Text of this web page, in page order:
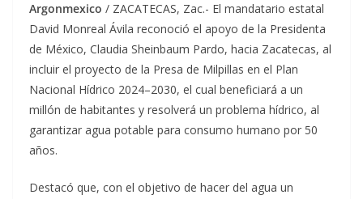
Argonmexico / ZACATECAS, Zac.- El mandatario estatal
David Monreal Ávila reconoció el apoyo de la Presidenta
de México, Claudia Sheinbaum Pardo, hacia Zacatecas, al
incluir el proyecto de la Presa de Milpillas en el Plan
Nacional Hídrico 2024–2030, el cual beneficiará a un
millón de habitantes y resolverá un problema hídrico, al
garantizar agua potable para consumo humano por 50
años.
Destacó que, con el objetivo de hacer del agua un